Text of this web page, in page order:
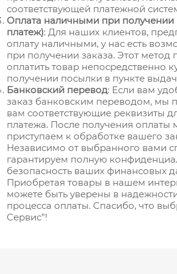
соответствующей платежной
Оплата наличными при
платеж): Для наших клиентов,
оплату наличными, у нас есть
при получении заказа. Этот метод
оплатить товар непосредственно
получении посылки в пункте
Банковский перевод: Если вам
заказ банковским переводом, мы
вам соответствующие реквизиты
платежа. После получения
приступаем к обработке вашего
Независимо от выбранного вами
гарантируем полную
безопасность ваших финансовых
Приобретая товары в нашем
можете быть уверены в
процесса оплаты. Спасибо, что
Сервис”!